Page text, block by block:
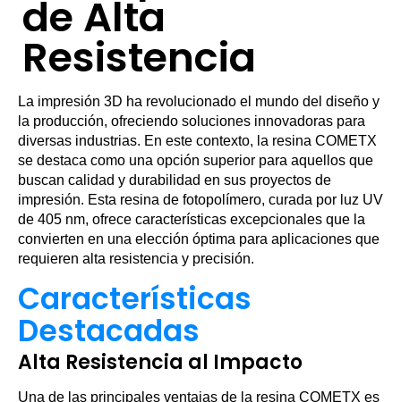
de Alta
Resistencia
La impresión 3D ha revolucionado el mundo del diseño y
la producción, ofreciendo soluciones innovadoras para
diversas industrias. En este contexto, la resina COMETX
se destaca como una opción superior para aquellos que
buscan calidad y durabilidad en sus proyectos de
impresión. Esta resina de fotopolímero, curada por luz UV
de 405 nm, ofrece características excepcionales que la
convierten en una elección óptima para aplicaciones que
requieren alta resistencia y precisión.
Características
Destacadas
Alta Resistencia al Impacto
Una de las principales ventajas de la resina COMETX es